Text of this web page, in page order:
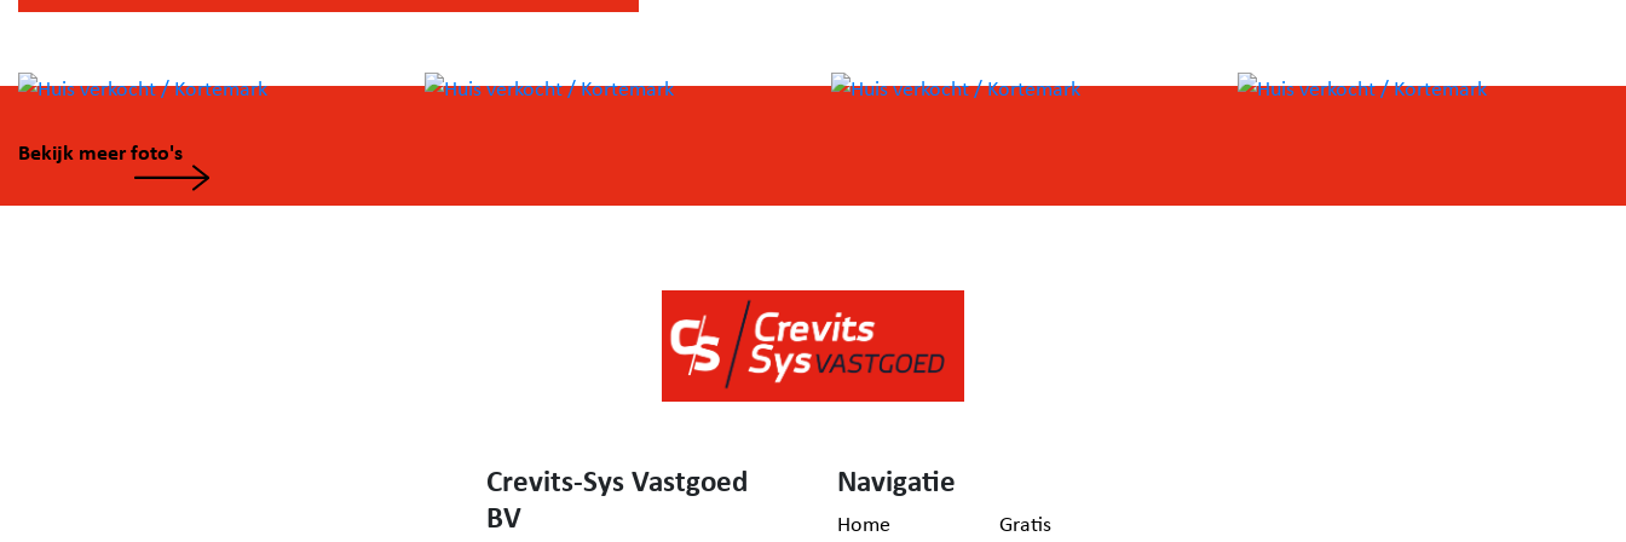
uitgestrekte tuin — ideaal om van binnen naar buiten te
leven.
een dubbele inpandige garage, een wasplaats, een
technische ruimte én een extra hobby- of werkruimte.
Bekijk meer foto's
Crevits-Sys Vastgoed
BV
Navigatie
Home
Gratis